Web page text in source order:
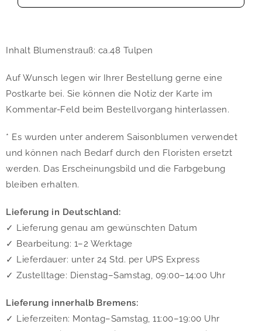
Inhalt Blumenstrauß: ca.48 Tulpen
Auf Wunsch legen wir Ihrer Bestellung gerne eine
Postkarte bei. Sie können die Notiz der Karte im
Kommentar-Feld beim Bestellvorgang hinterlassen.
* Es wurden unter anderem Saisonblumen verwendet
und können nach Bedarf durch den Floristen ersetzt
werden. Das Erscheinungsbild und die Farbgebung
bleiben erhalten.
Lieferung in Deutschland:
✓ Lieferung genau am gewünschten Datum
✓ Bearbeitung: 1–2 Werktage
✓ Lieferdauer: unter 24 Std. per UPS Express
✓ Zustelltage: Dienstag–Samstag, 09:00–14:00 Uhr
Lieferung innerhalb Bremens:
✓ Lieferzeiten: Montag–Samstag, 11:00–19:00 Uhr